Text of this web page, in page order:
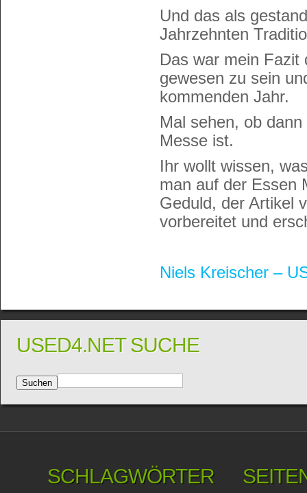
Und das als
Jahrzehnten
Das war mein Fazit
gewesen zu sein
kommenden Jahr.
Mal sehen, ob
Messe ist.
Ihr wollt wissen,
man auf der Essen
Geduld, der Artikel
vorbereitet und
Niels Kreischer –
USED4.NET SUCHE
SCHLAGWÖRTER